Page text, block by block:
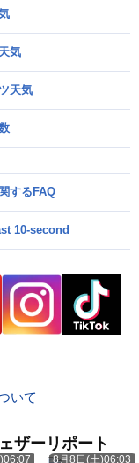
気
天気
するFAQ
10-second
いて
ザーリポート
8月8日(土)06:03